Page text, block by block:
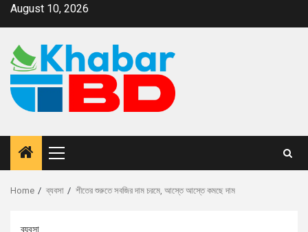
August 10, 2026
Home ব্যবসা শীতের শুরুতে সবজির দাম চরমে, আস্তে আস্তে কমছে দাম
ব্যবসা